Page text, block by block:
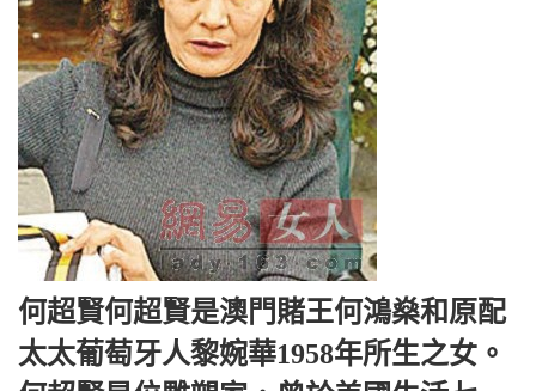
何超賢何超賢是澳門賭王何鴻燊和原配
太太葡萄牙人黎婉華1958年所生之女。